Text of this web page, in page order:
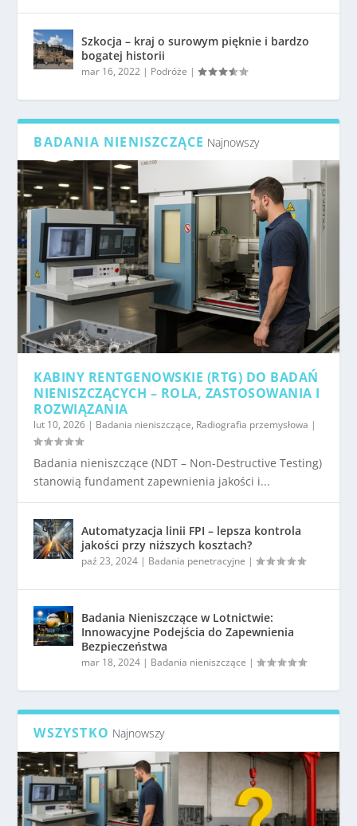
Szkocja – kraj o surowym pięknie i bardzo
bogatej historii
mar 16, 2022 | Podróże |
BADANIA NIENISZCZĄCE Najnowszy
KABINY RENTGENOWSKIE (RTG) DO BADAŃ
NIENISZCZĄCYCH – ROLA, ZASTOSOWANIA I
ROZWIĄZANIA
lut 10, 2026 | Badania nieniszczące, Radiografia przemysłowa |
Badania nieniszczące (NDT – Non-Destructive Testing)
stanowią fundament zapewnienia jakości i...
Automatyzacja linii FPI – lepsza kontrola
jakości przy niższych kosztach?
paź 23, 2024 | Badania penetracyjne |
Badania Nieniszczące w Lotnictwie:
Innowacyjne Podejścia do Zapewnienia
Bezpieczeństwa
mar 18, 2024 | Badania nieniszczące |
WSZYSTKO Najnowszy